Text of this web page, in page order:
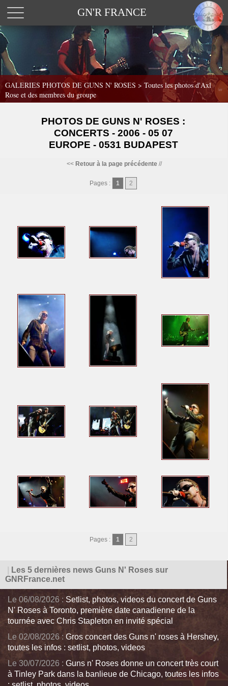
GN'R FRANCE
GALERIES PHOTOS DE GUNS N' ROSES > Toutes les photos d'Axl
Rose et des membres du groupe
PHOTOS DE GUNS N' ROSES :
CONCERTS - 2006 - 05 07
EUROPE - 0531 BUDAPEST
<< Retour à la page précédente//
Pages : 1 2
Pages : 1 2
Les 5 dernières news Guns N' Roses sur
GNRFrance.net
Le 06/08/2026 : Setlist, photos, videos du concert de Guns
N' Roses à Toronto, première date canadienne de la
tournée avec Chris Stapleton en invité spécial
Le 02/08/2026 : Gros concert des Guns n' roses à Hershey,
toutes les infos : setlist, photos, videos
Le 30/07/2026 : Guns n' Roses donne un concert très court
à Tinley Park dans la banlieue de Chicago, toutes les infos